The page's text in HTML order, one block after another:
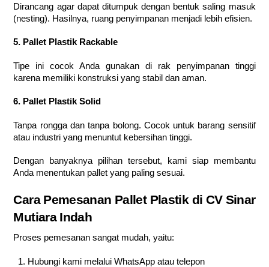
Dirancang agar dapat ditumpuk dengan bentuk saling masuk
(nesting). Hasilnya, ruang penyimpanan menjadi lebih efisien.
5. Pallet Plastik Rackable
Tipe ini cocok Anda gunakan di rak penyimpanan tinggi
karena memiliki konstruksi yang stabil dan aman.
6. Pallet Plastik Solid
Tanpa rongga dan tanpa bolong. Cocok untuk barang sensitif
atau industri yang menuntut kebersihan tinggi.
Dengan banyaknya pilihan tersebut, kami siap membantu
Anda menentukan pallet yang paling sesuai.
Cara Pemesanan Pallet Plastik di CV Sinar
Mutiara Indah
Proses pemesanan sangat mudah, yaitu:
Hubungi kami melalui WhatsApp atau telepon